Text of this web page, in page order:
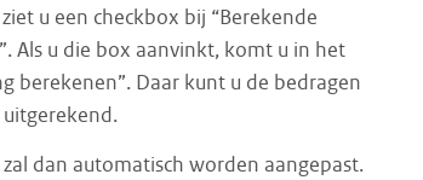
u een checkbox bij “Berekende
Als u die box aanvinkt, komt u in het
berekenen”. Daar kunt u de bedragen
zal dan automatisch worden aangepast.